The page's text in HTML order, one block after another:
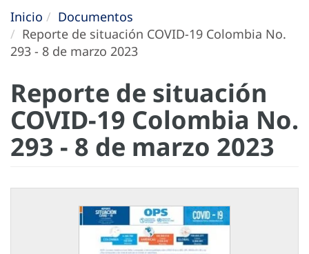
Inicio
Documentos
Reporte de situación COVID-19 Colombia No.
293 - 8 de marzo 2023
Reporte de situación
COVID-19 Colombia No.
293 - 8 de marzo 2023